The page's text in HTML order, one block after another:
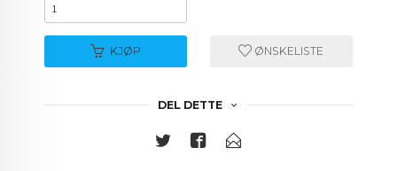
KJØP ØNSKELISTE
DEL DETTE